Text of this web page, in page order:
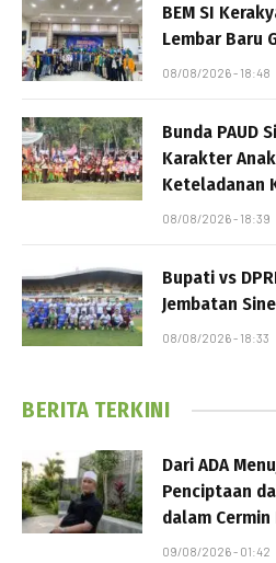
BEM SI
Lembar Baru
08/08/2026 - 18:48
Bunda PAUD
Karakter
Keteladanan
08/08/2026 - 18:39
Bupati vs
Jembatan
08/08/2026 - 18:33
BERITA TERKINI
Dari ADA
Penciptaan
dalam
09/08/2026 - 01:42